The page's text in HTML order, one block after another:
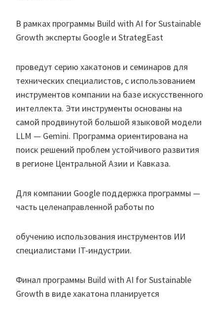
В рамках программы Build with AI for Sustainable
Growth эксперты Google и StrategEast
проведут серию хакатонов и семинаров для
технических специалистов, с использованием
инструментов компании на базе искусственного
интеллекта. Эти инструменты основаны на
самой продвинутой большой языковой модели
LLM — Gemini. Программа ориентирована на
поиск решений проблем устойчивого развития
в регионе Центральной Азии и Кавказа.
Для компании Google поддержка программы —
часть целенаправленной работы по
обучению использования инструментов ИИ
специалистами IT-индустрии.
Финал программы Build with AI for Sustainable
Growth в виде хакатона планируется